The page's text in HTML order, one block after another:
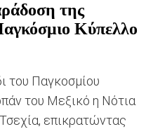
της
Κύπελλο
του Παγκοσμίου
του Μεξικό η Νότια
επικρατώντας